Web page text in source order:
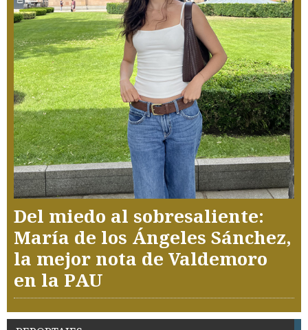
Del miedo al sobresaliente:
María de los Ángeles Sánchez,
la mejor nota de Valdemoro
en la PAU